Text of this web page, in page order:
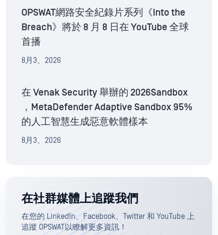
OPSWAT網路安全紀錄片系列《Into the
Breach》將於 8 月 8 日在 YouTube 全球
首播
8月3、2026
在 Venak Security 舉辦的 2026Sandbox
，MetaDefender Adaptive Sandbox 95%
的人工智慧生成惡意軟體樣本
8月3、2026
在社群媒體上追蹤我們
在您的 LinkedIn、Facebook、Twitter 和 YouTube 上
追蹤 OPSWAT以瞭解更多資訊！